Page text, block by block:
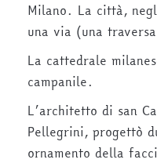
Milano. La città,
una via (una
La cattedrale
campanile.
L’architetto di san
Pellegrini, progettò
ornamento della